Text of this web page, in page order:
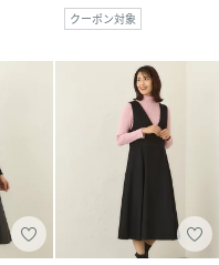
クーポン対象